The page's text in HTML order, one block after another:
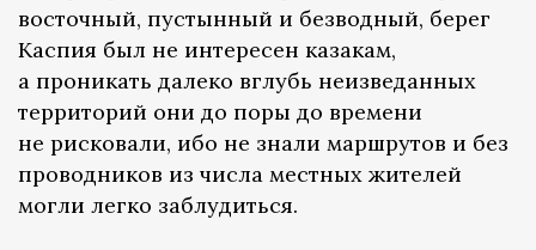
восточный, пустынный и безводный, берег
Каспия был не интересен казакам,
а проникать далеко вглубь неизведанных
территорий они до поры до времени
не рисковали, ибо не знали маршрутов и без
проводников из числа местных жителей
могли легко заблудиться.